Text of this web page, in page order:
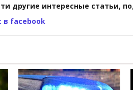
другие интересные статьи,
в facebook